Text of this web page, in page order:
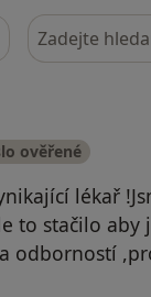
Hledejte v
ověřené
lékař
to stačilo
odborností